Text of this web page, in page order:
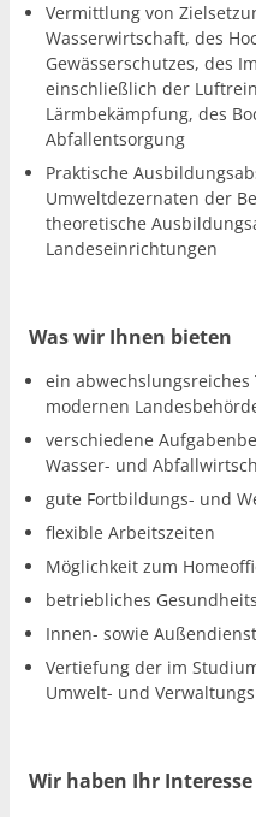
Vermittlung von
Wasserwirtschaft, des
Gewässerschutzes, des
einschließlich der
Lärmbekämpfung, des
Abfallentsorgung
Praktische
Umweltdezernaten der
theoretische
Landeseinrichtungen
Was wir Ihnen bieten
ein
modernen
verschiedene
Wasser- und
gute Fortbildungs- und
flexible Arbeitszeiten
Möglichkeit zum
betriebliches
Innen- sowie Außendienst
Vertiefung der im
Umwelt- und
Wir haben Ihr